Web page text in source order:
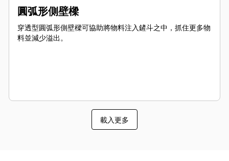
圓弧形側壁樑
穿透型圓弧形側壁樑可協助將物料注入鏟斗之中，抓住更多物
料並減少溢出。
載入更多